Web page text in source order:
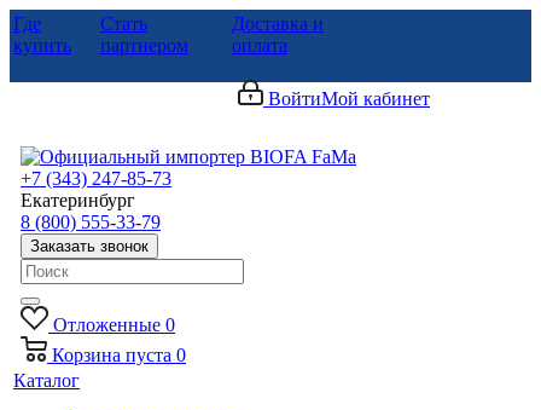
Где
купить
Стать
партнером
Доставка и
оплата
ВойтиМой кабинет
+7 (343) 247-85-73
Екатеринбург
8 (800) 555-33-79
Заказать звонок
Отложенные 0
Корзина пуста 0
Каталог